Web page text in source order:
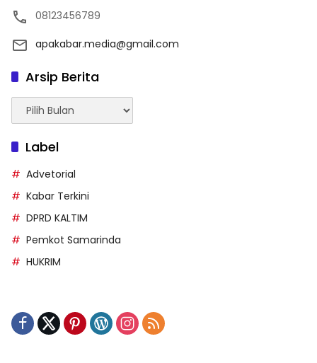
08123456789
apakabar.media@gmail.com
Arsip Berita
Arsip
Berita
Label
Advetorial
Kabar Terkini
DPRD KALTIM
Pemkot Samarinda
HUKRIM